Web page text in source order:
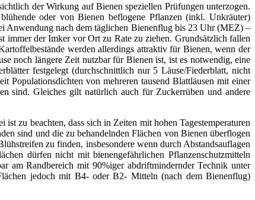
der Wirkung auf Bienen speziellen Prüfungen unterzogen.
oder von Bienen beflogene Pflanzen (inkl. Unkräuter)
Anwendung nach dem täglichen Bienenflug bis 23 Uhr (MEZ) –
immer der Imker vor Ort zu Rate zu ziehen. Grundsätzlich fallen
werden allerdings attraktiv für Bienen, wenn der
noch längere Zeit nutzbar für Bienen ist, ist es notwendig, eine
festgelegt (durchschnittlich nur 5 Läuse/Fiederblatt, nicht
Populationsdichten von mehreren tausend Blattläusen mit einer
sind. Gleiches gilt natürlich auch für Zuckerrüben und andere
zu beachten, dass sich in Zeiten mit hohen Tagestemperaturen
sind und die zu behandelnden Flächen von Bienen überflogen
zu finden, insbesondere wenn durch Abstandsauflagen
dürfen nicht mit bienengefährlichen Pflanzenschutzmitteln
am Randbereich mit 90%iger abdriftmindernder Technik unter
jedoch mit B4- oder B2- Mitteln (nach dem Bienenflug)